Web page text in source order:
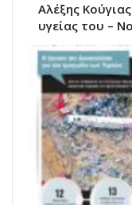
Αλέξης
υγείας του –